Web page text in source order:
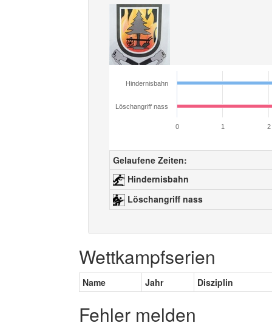
Hindernisbahn
Löschangriff nass
0 1 2
Gelaufene Zeiten:
Hindernisbahn
Löschangriff nass
Wettkampfserien
Name Jahr Disziplin
Fehler melden